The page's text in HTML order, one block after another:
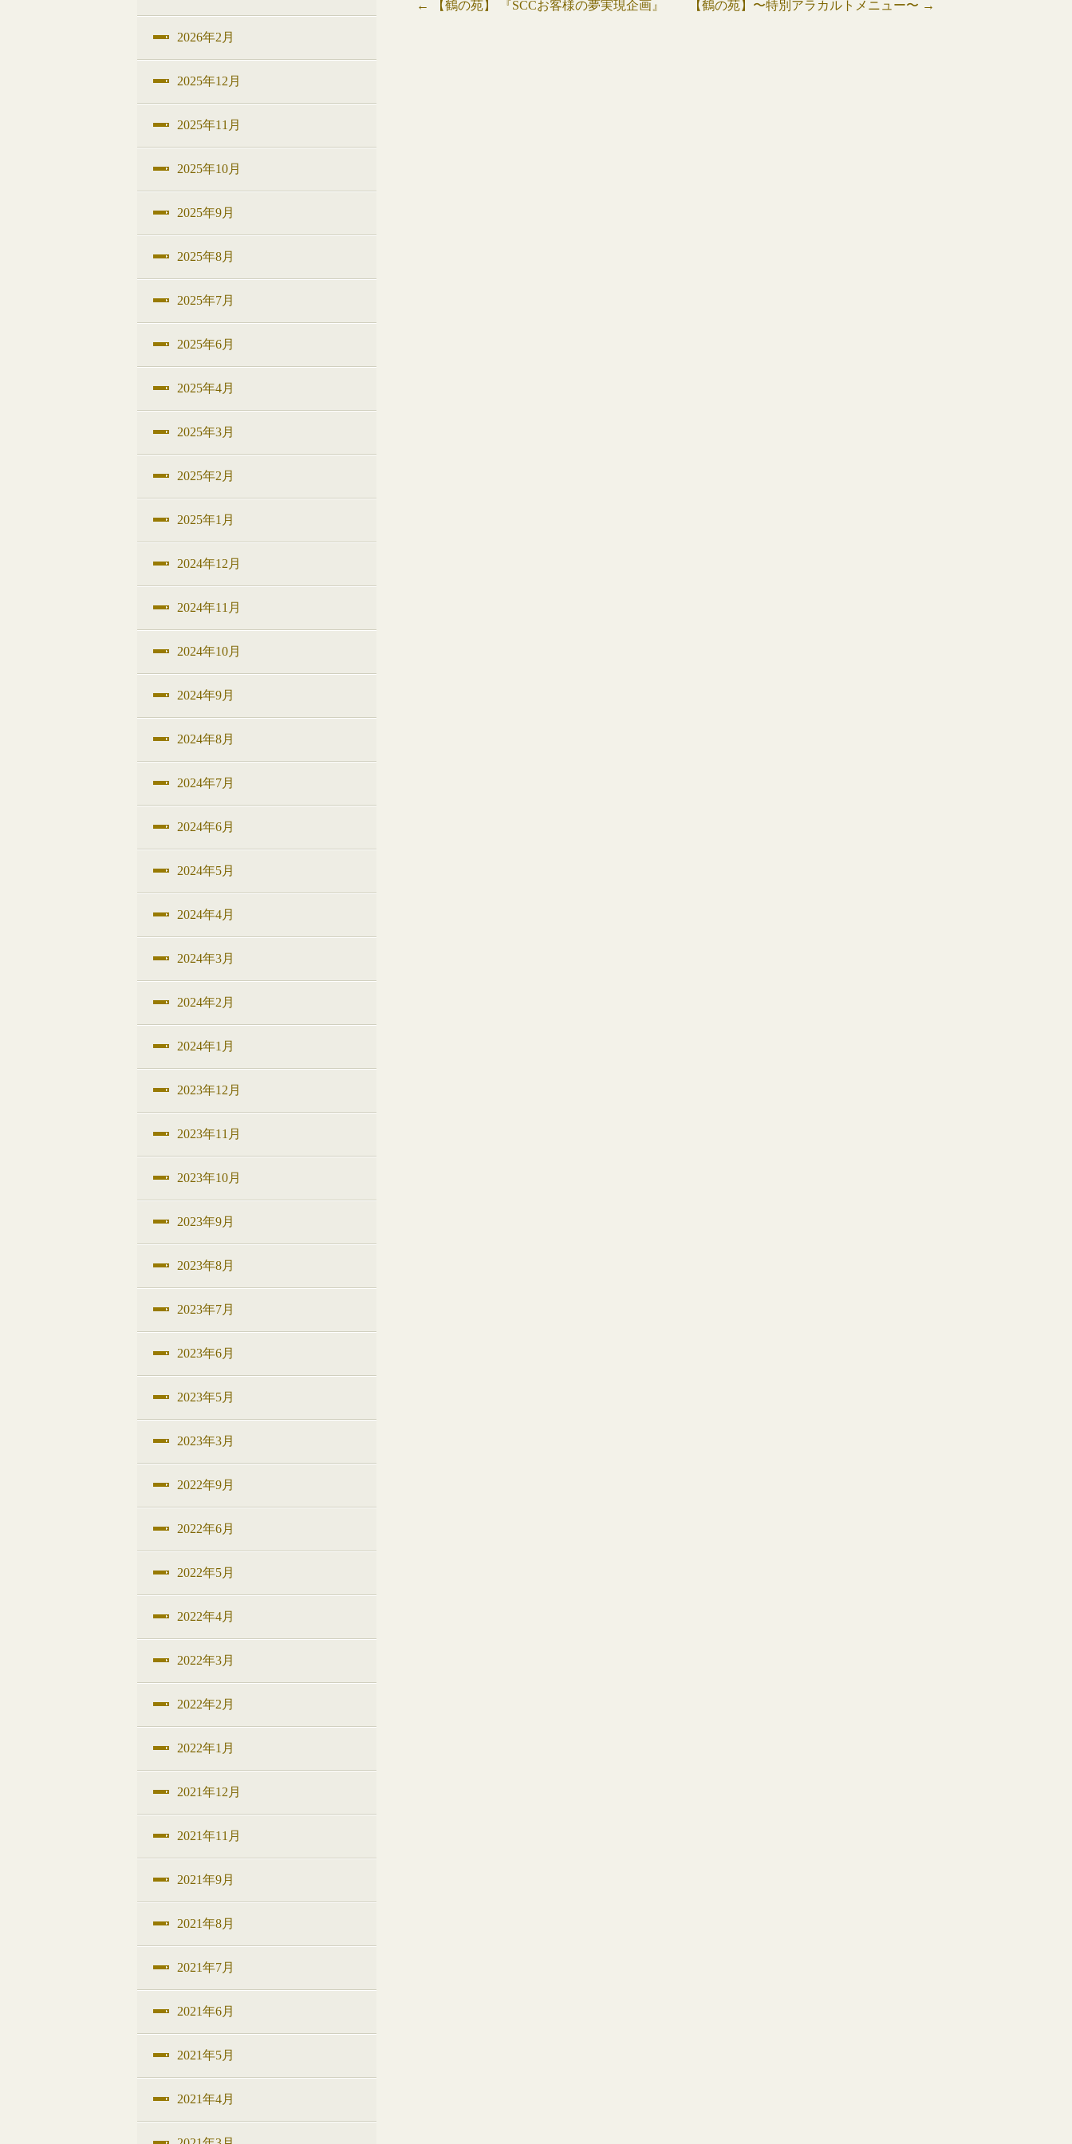
投
← 【鶴の苑】 『SCCお客様の夢実現企画』 【鶴の苑】〜特別アラカルトメニュー〜 →
2026年2月
2025年12月
2025年11月
2025年10月
2025年9月
2025年8月
2025年7月
2025年6月
2025年4月
2025年3月
2025年2月
2025年1月
2024年12月
2024年11月
2024年10月
2024年9月
2024年8月
2024年7月
2024年6月
2024年5月
2024年4月
2024年3月
2024年2月
2024年1月
2023年12月
2023年11月
2023年10月
2023年9月
2023年8月
2023年7月
2023年6月
2023年5月
2023年3月
2022年9月
2022年6月
2022年5月
2022年4月
2022年3月
2022年2月
2022年1月
2021年12月
2021年11月
2021年9月
2021年8月
2021年7月
2021年6月
2021年5月
2021年4月